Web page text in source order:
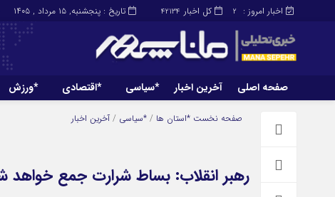
کل اخبار 42134 اخبار امروز : 2 تاریخ : پنجشنبه, ۱۵ مرداد , ۱۴۰۵
صفحه اصلی آخرین اخبار *سیاسی *اقتصادی *ورزش
صفحه اصلی آخرین اخبار صفحه نخست *استان ها / *سیاسی / آخرین اخبار
رهبر انقلاب: بساط شرارت جمع خواهد